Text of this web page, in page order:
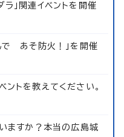
」関連イベントを開催
で あそ防火！」を開催
ントを教えてください。
いますか？本当の広島城